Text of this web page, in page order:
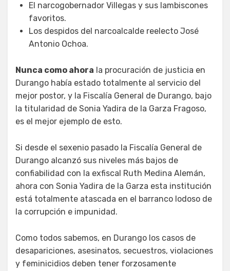
El narcogobernador Villegas y sus lambiscones
favoritos.
Los despidos del narcoalcalde reelecto José
Antonio Ochoa.
Nunca como ahora la procuración de justicia en
Durango había estado totalmente al servicio del
mejor postor, y la Fiscalía General de Durango, bajo
la titularidad de Sonia Yadira de la Garza Fragoso,
es el mejor ejemplo de esto.
Si desde el sexenio pasado la Fiscalía General de
Durango alcanzó sus niveles más bajos de
confiabilidad con la exfiscal Ruth Medina Alemán,
ahora con Sonia Yadira de la Garza esta institución
está totalmente atascada en el barranco lodoso de
la corrupción e impunidad.
Como todos sabemos, en Durango los casos de
desapariciones, asesinatos, secuestros, violaciones
y feminicidios deben tener forzosamente